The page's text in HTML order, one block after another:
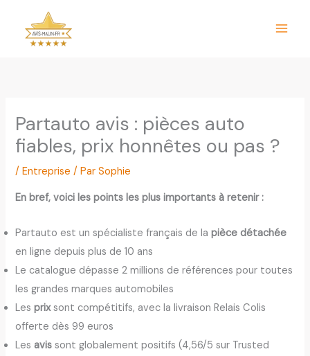
contenu
Partauto avis : pièces auto
fiables, prix honnêtes ou pas ?
/Entreprise / ParSophie
En bref, voici les points les plus importants à retenir :
Partauto est un spécialiste français de lapièce détachée
en ligne depuis plus de 10 ans
Le catalogue dépasse 2 millions de références pour toutes
les grandes marques automobiles
Lesprixsont compétitifs, avec la livraison Relais Colis
offerte dès 99 euros
Les avis sont globalement positifs (4,56/5 sur Trusted